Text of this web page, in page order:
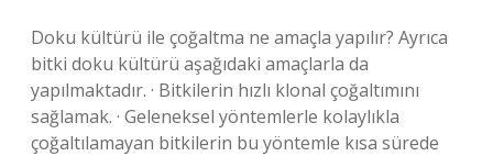
Doku kültürü ile çoğaltma ne amaçla yapılır? Ayrıca
bitki doku kültürü aşağıdaki amaçlarla da
yapılmaktadır. · Bitkilerin hızlı klonal çoğaltımını
sağlamak. · Geleneksel yöntemlerle kolaylıkla
çoğaltılamayan bitkilerin bu yöntemle kısa sürede